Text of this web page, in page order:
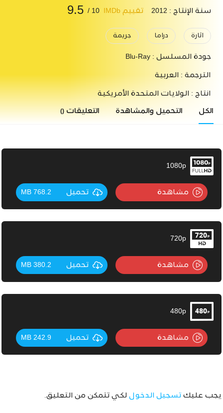
سنة الإنتاج : 2012 تقييم IMDb 10 /
9.5
اثارة دراما جريمة
جودة المسلسل : Blu-Ray
الترجمة : العربية
انتاج : الولايات المتحدة الأمريكية
الكل التحميل والمشاهدة التعليقات ()
1080p
مشاهدة تحميل 768.2 MB
720p
مشاهدة تحميل 380.2 MB
480p
مشاهدة تحميل 242.9 MB
يجب عليك تسجيل الدخول لكي تتمكن من التعليق.